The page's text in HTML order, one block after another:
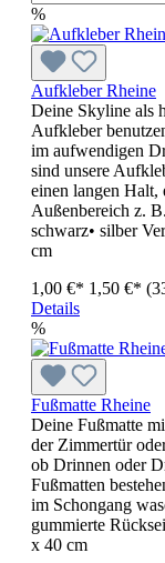
%
Aufkleber Rheine
Deine Skyline als
Aufkleber
im aufwendigen
sind unsere
einen langen Halt,
Außenbereich z.
schwarz• silber
cm
1,00 €* 1,50 €*
Details
%
Fußmatte Rheine
Deine Fußmatte
der Zimmertür
ob Drinnen oder
Fußmatten
im Schongang
gummierte
x 40 cm